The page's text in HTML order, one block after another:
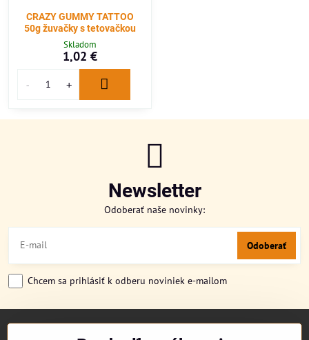
CRAZY GUMMY TATTOO
50g žuvačky s tetovačkou
Skladom
1,02 €
Newsletter
Odoberať naše novinky:
Odoberať
Chcem sa prihlásiť k odberu noviniek e-mailom